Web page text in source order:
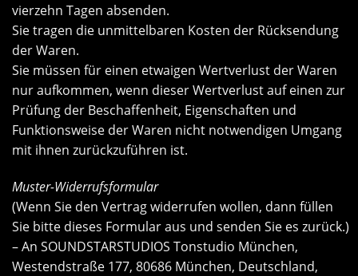
vierzehn Tagen absenden.
Sie tragen die unmittelbaren Kosten der Rücksendung
der Waren.
Sie müssen für einen etwaigen Wertverlust der Waren
nur aufkommen, wenn dieser Wertverlust auf einen zur
Prüfung der Beschaffenheit, Eigenschaften und
Funktionsweise der Waren nicht notwendigen Umgang
mit ihnen zurückzuführen ist.
Muster-Widerrufsformular
(Wenn Sie den Vertrag widerrufen wollen, dann füllen
Sie bitte dieses Formular aus und senden Sie es zurück.)
– An SOUNDSTARSTUDIOS Tonstudio München,
Westendstraße 177, 80686 München, Deutschland,